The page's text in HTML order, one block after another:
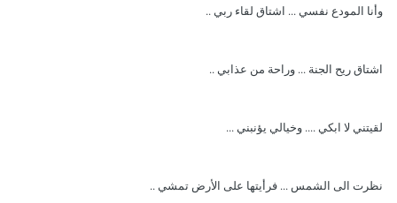
وأنا المودع نفسي ... اشتاق لقاء ربي ..
اشتاق ريح الجنة ... وراحة من عذابي ..
لقيتني لا ابكي .... وخيالي يؤنبني ...
نظرت الى الشمس ... فرأيتها على الأرض تمشي ..